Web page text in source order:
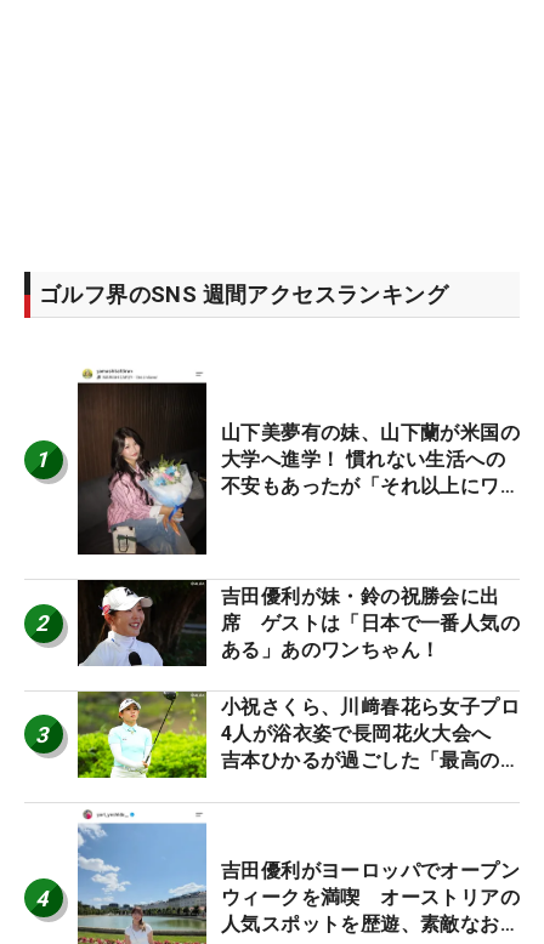
ゴルフ界のSNS 週間アクセスランキング
1
山下美夢有の妹、山下蘭が米国の
大学へ進学！ 慣れない生活への
不安もあったが「それ以上にワク
2
吉田優利が妹・鈴の祝勝会に出
席 ゲストは「日本で一番人気の
ある」あのワンちゃん！
3
小祝さくら、川﨑春花ら女子プロ
4人が浴衣姿で長岡花火大会へ
吉本ひかるが過ごした「最高の夏
4
吉田優利がヨーロッパでオープン
ウィークを満喫 オーストリアの
人気スポットを歴遊、素敵なお土